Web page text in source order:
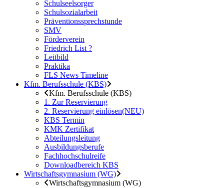
Schulseelsorger
Schulsozialarbeit
Präventionssprechstunde
SMV
Förderverein
Friedrich List ?
Leitbild
Praktika
FLS News Timeline
Kfm. Berufsschule (KBS)
Kfm. Berufsschule (KBS)
1. Zur Reservierung
2. Reservierung einlösen(NEU)
KBS Termin
KMK Zertifikat
Abteilungsleitung
Ausbildungsberufe
Fachhochschulreife
Downloadbereich KBS
Wirtschaftsgymnasium (WG)
Wirtschaftsgymnasium (WG)